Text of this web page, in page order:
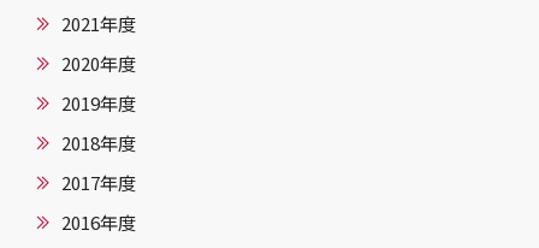
2021年度
2020年度
2019年度
2018年度
2017年度
2016年度